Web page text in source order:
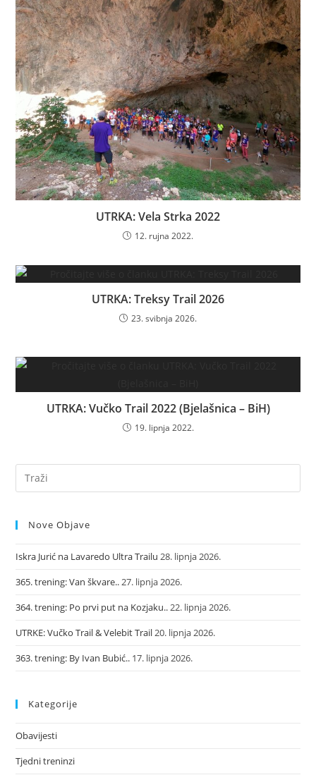
UTRKA: Vela Strka 2022
12. rujna 2022.
UTRKA: Treksy Trail 2026
23. svibnja 2026.
UTRKA: Vučko Trail 2022 (Bjelašnica – BiH)
19. lipnja 2022.
Nove Objave
Iskra Jurić na Lavaredo Ultra Trailu 28. lipnja 2026.
365. trening: Van škvare..27. lipnja 2026.
364. trening: Po prvi put na Kozjaku..22. lipnja 2026.
UTRKE: Vučko Trail & Velebit Trail20. lipnja 2026.
363. trening: By Ivan Bubić.. 17. lipnja 2026.
Kategorije
Obavijesti
Tjedni treninzi